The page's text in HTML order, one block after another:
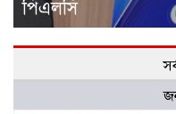
পিএলসি